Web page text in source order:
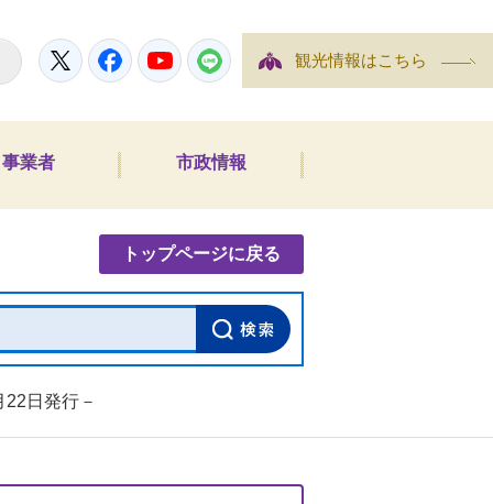
TwitterFacebookYouTubeLINE 観光情報はこちら
事業者 市政情報
トップページに戻る
日発行－